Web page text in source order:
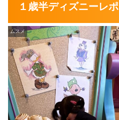
１歳半ディズニーレポ
ムスメ